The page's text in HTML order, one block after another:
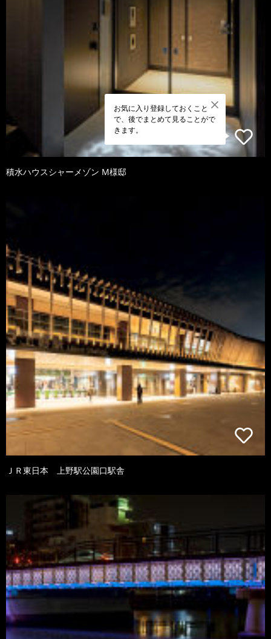
お気に入り登録しておくこと
で、後でまとめて見ることがで
きます。
積水ハウスシャーメゾン M様邸
ＪＲ東日本 上野駅公園口駅舎